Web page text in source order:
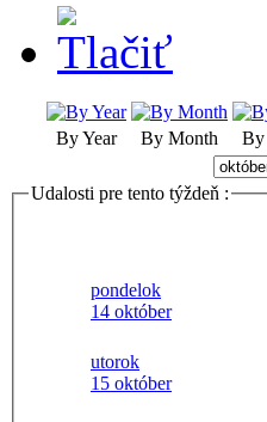
By Year By Month By
Udalosti pre tento týždeň :
pondelok
14 október
utorok
15 október